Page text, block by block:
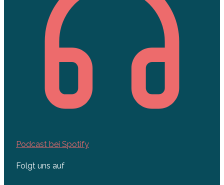
Podcast bei Spotify
Folgt uns auf